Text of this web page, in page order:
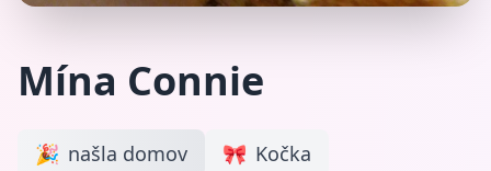
Mína Connie
🎉 našla domov 🎀 Kočka